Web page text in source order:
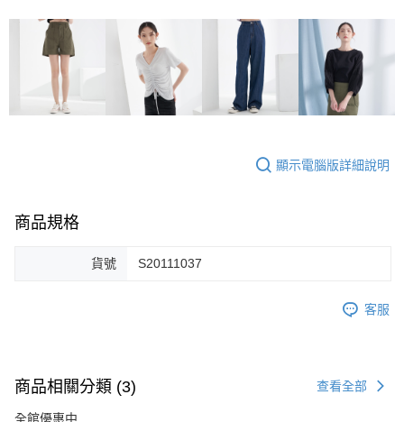
顯示電腦版詳細說明
商品規格
貨號 S20111037
客服
商品相關分類 (3) 查看全部
全館優惠中